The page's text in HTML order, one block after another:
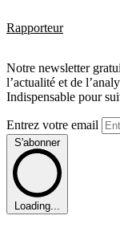
Rapporteur
Notre newsletter
l’actualité et de
Indispensable pour
Entrez votre email
S'abonner
Loading...